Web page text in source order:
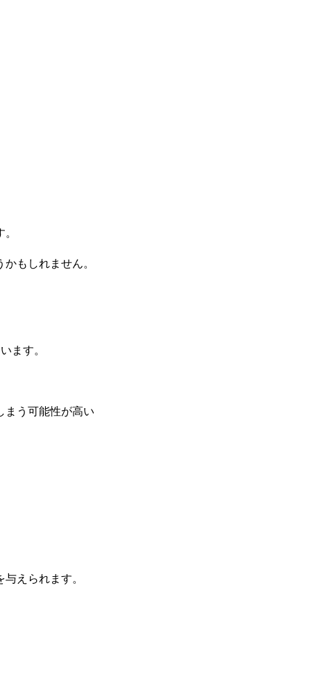
もしれません。
ます。
まう可能性が高い
えられます。